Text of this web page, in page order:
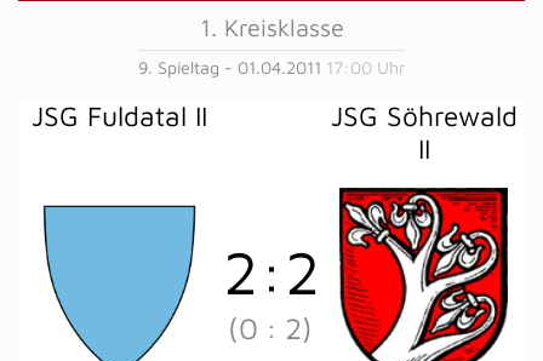
1. Kreisklasse
9. Spieltag - 01.04.2011 17:00 Uhr
JSG Fuldatal II
JSG Söhrewald
II
2 : 2
(0 : 2)